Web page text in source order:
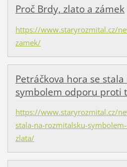
Proč Brdy, zlato a zámek
https://www.staryrozmital.cz/
zamek/
Petráčkova hora se
symbolem odporu proti
https://www.staryrozmital.cz/
stala-na-rozmitalsku-
zlata/